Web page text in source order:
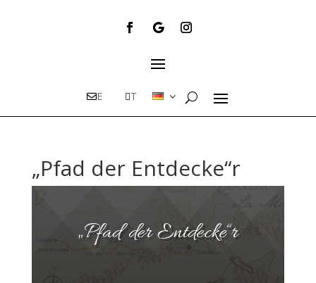
E T
„Pfad der Entdecke“r
„Pfad der Entdecke“r